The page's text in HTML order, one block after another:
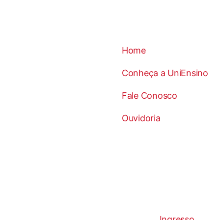
Home
Conheça a UniEnsino
Fale Conosco
Ouvidoria